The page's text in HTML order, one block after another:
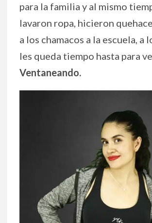
para la familia y al mismo
lavaron ropa, hicieron
a los chamacos a la escuela, a
les queda tiempo hasta para
Ventaneando.